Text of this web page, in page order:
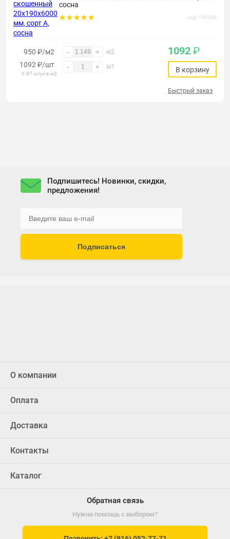
сосна
код: 100008
950 ₽/м2 - + м2
1092 ₽/шт
0.87 штук в м2
- + шт
1092 ₽
В корзину
Быстрый заказ
Подпишитесь! Новинки, скидки,
предложения!
Подписаться
О компании
Оплата
Доставка
Контакты
Каталог
Обратная связь
Нужна помощь с выбором?